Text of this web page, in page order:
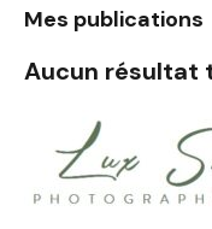
Mes publications
Aucun résultat